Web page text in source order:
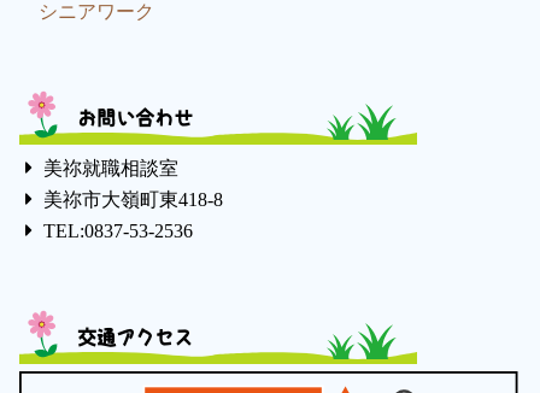
シニアワーク
お問い合わせ
美祢就職相談室
美祢市大嶺町東418-8
TEL:0837-53-2536
交通アクセス